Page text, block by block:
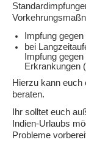
Impfung
bei
Impfung
Erkrankungen
Hierzu kann
beraten.
Ihr solltet euch
Indien-Urlaubs
Probleme